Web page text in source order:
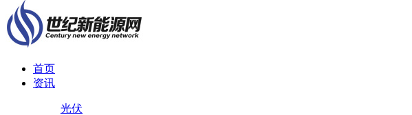
首页
资讯
光伏